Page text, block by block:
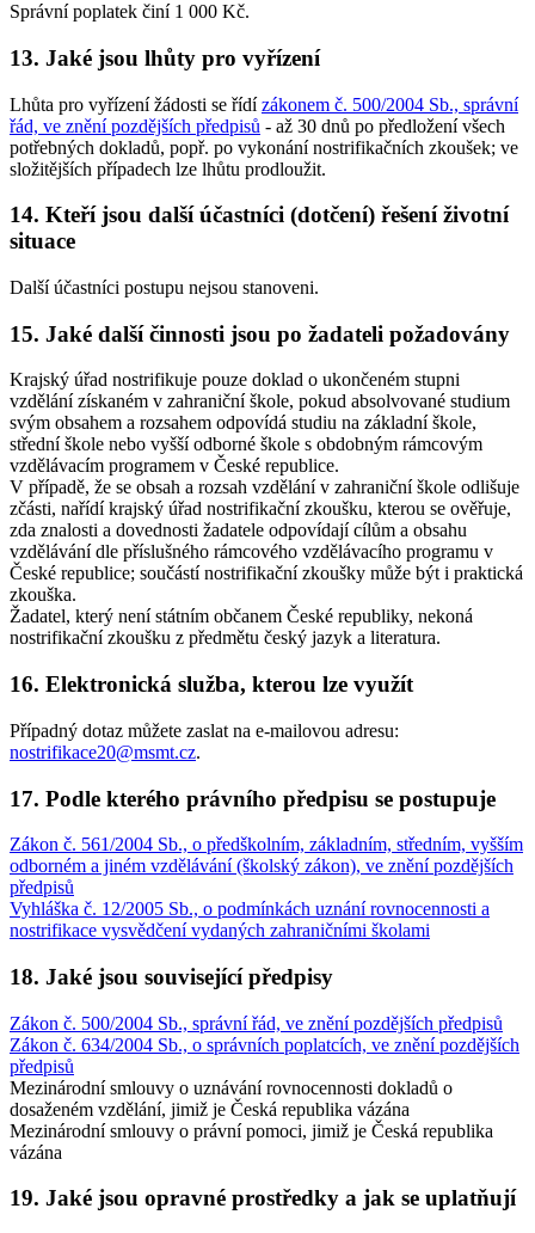
Správní poplatek činí 1 000 Kč.
13. Jaké jsou lhůty pro vyřízení
Lhůta pro vyřízení žádosti se řídízákonem č. 500/2004 Sb., správní
řád, ve znění pozdějších předpisů - až 30 dnů po předložení všech
potřebných dokladů, popř. po vykonání nostrifikačních zkoušek; ve
složitějších případech lze lhůtu prodloužit.
14. Kteří jsou další účastníci (dotčení) řešení životní
situace
Další účastníci postupu nejsou stanoveni.
15. Jaké další činnosti jsou po žadateli požadovány
Krajský úřad nostrifikuje pouze doklad o ukončeném stupni
vzdělání získaném v zahraniční škole, pokud absolvované studium
svým obsahem a rozsahem odpovídá studiu na základní škole,
střední škole nebo vyšší odborné škole s obdobným rámcovým
vzdělávacím programem v České republice.
V případě, že se obsah a rozsah vzdělání v zahraniční škole odlišuje
zčásti, nařídí krajský úřad nostrifikační zkoušku, kterou se ověřuje,
zda znalosti a dovednosti žadatele odpovídají cílům a obsahu
vzdělávání dle příslušného rámcového vzdělávacího programu v
České republice; součástí nostrifikační zkoušky může být i praktická
zkouška.
Žadatel, který není státním občanem České republiky, nekoná
nostrifikační zkoušku z předmětu český jazyk a literatura.
16. Elektronická služba, kterou lze využít
Případný dotaz můžete zaslat na e-mailovou adresu:
nostrifikace20@msmt.cz.
17. Podle kterého právního předpisu se postupuje
Zákon č. 561/2004 Sb., o předškolním, základním, středním, vyšším
odborném a jiném vzdělávání (školský zákon), ve znění pozdějších
předpisů
Vyhláška č. 12/2005 Sb., o podmínkách uznání rovnocennosti a
nostrifikace vysvědčení vydaných zahraničními školami
18. Jaké jsou související předpisy
Zákon č. 500/2004 Sb., správní řád, ve znění pozdějších předpisů
Zákon č. 634/2004 Sb., o správních poplatcích, ve znění pozdějších
předpisů
Mezinárodní smlouvy o uznávání rovnocennosti dokladů o
dosaženém vzdělání, jimiž je Česká republika vázána
Mezinárodní smlouvy o právní pomoci, jimiž je Česká republika
vázána
19. Jaké jsou opravné prostředky a jak se uplatňují